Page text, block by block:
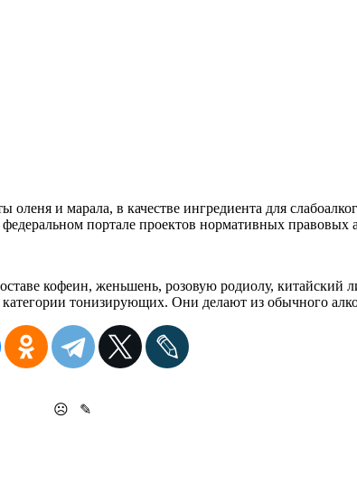
и марала, в качестве ингредиента для
портале проектов нормативных правовых
кофеин, женьшень, розовую родиолу, китайский
тонизирующих. Они делают из обычного
☹
✎